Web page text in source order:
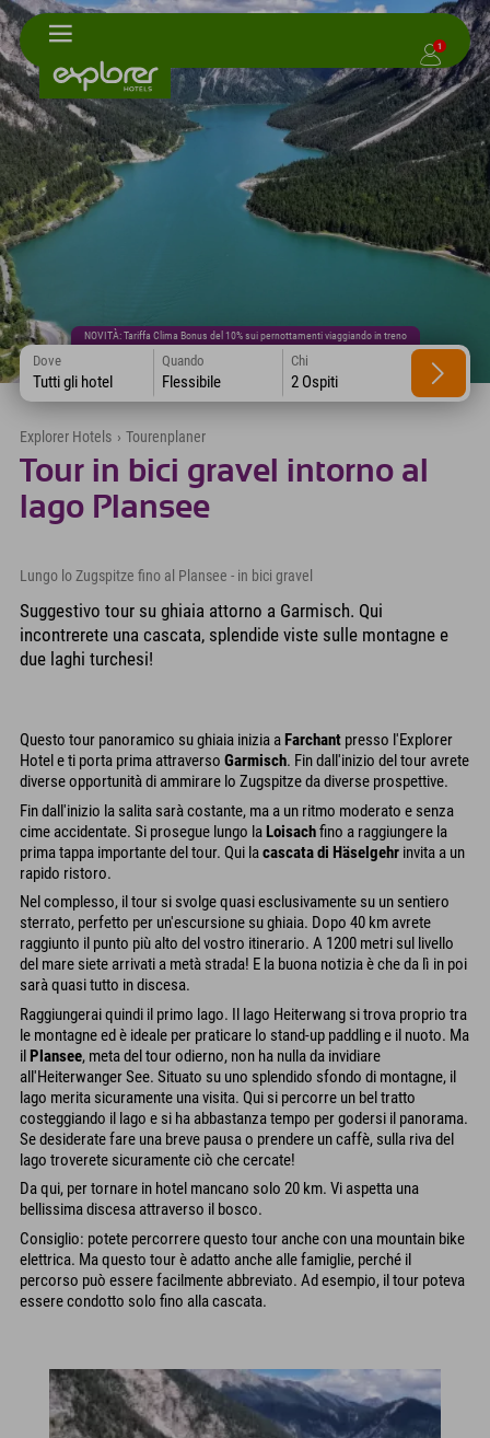
1
NOVITÀ: Tariffa Clima Bonus del 10% sui pernottamenti viaggiando in treno
Dove
Tutti gli hotel
Quando
Flessibile
Chi
2 Ospiti
Explorer Hotels › Tourenplaner
Tour in bici gravel intorno al
lago Plansee
Lungo lo Zugspitze fino al Plansee - in bici gravel
Suggestivo tour su ghiaia attorno a Garmisch. Qui
incontrerete una cascata, splendide viste sulle montagne e
due laghi turchesi!
Questo tour panoramico su ghiaia inizia aFarchant presso l'Explorer
Hotel e ti porta prima attraverso Garmisch. Fin dall'inizio del tour avrete
diverse opportunità di ammirare lo Zugspitze da diverse prospettive.
Fin dall'inizio la salita sarà costante, ma a un ritmo moderato e senza
cime accidentate. Si prosegue lungo laLoisachfino a raggiungere la
prima tappa importante del tour. Qui lacascata di Häselgehr invita a un
rapido ristoro.
Nel complesso, il tour si svolge quasi esclusivamente su un sentiero
sterrato, perfetto per un'escursione su ghiaia. Dopo 40 km avrete
raggiunto il punto più alto del vostro itinerario. A 1200 metri sul livello
del mare siete arrivati a metà strada! E la buona notizia è che da lì in poi
sarà quasi tutto in discesa.
Raggiungerai quindi il primo lago. Il lago Heiterwang si trova proprio tra
le montagne ed è ideale per praticare lo stand-up paddling e il nuoto. Ma
ilPlansee, meta del tour odierno, non ha nulla da invidiare
all'Heiterwanger See. Situato su uno splendido sfondo di montagne, il
lago merita sicuramente una visita. Qui si percorre un bel tratto
costeggiando il lago e si ha abbastanza tempo per godersi il panorama.
Se desiderate fare una breve pausa o prendere un caffè, sulla riva del
lago troverete sicuramente ciò che cercate!
Da qui, per tornare in hotel mancano solo 20 km. Vi aspetta una
bellissima discesa attraverso il bosco.
Consiglio: potete percorrere questo tour anche con una mountain bike
elettrica. Ma questo tour è adatto anche alle famiglie, perché il
percorso può essere facilmente abbreviato. Ad esempio, il tour poteva
essere condotto solo fino alla cascata.